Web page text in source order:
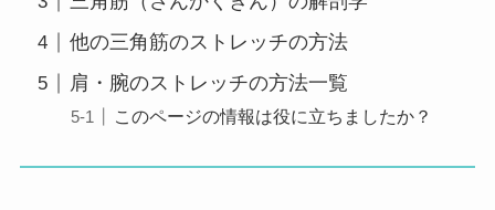
他の三角筋のストレッチの方法
肩・腕のストレッチの方法一覧
このページの情報は役に立ちましたか？